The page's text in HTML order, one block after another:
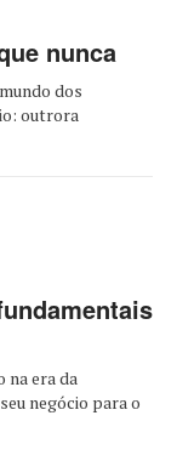
nunca
dos
outrora
na era da
negócio para o